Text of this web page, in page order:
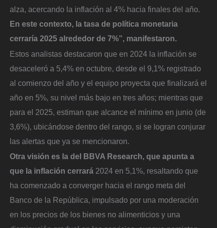
alza, acercando la inflación al 4% hacia finales del año.
En este contexto, la tasa de política monetaria
cerraría 2025 alrededor de 7%”, manifestaron.
Estos analistas destacaron que en 2024 la inflación se
desaceleró a 5,4% en octubre, desde el 9,1% registrado
al comienzo del año y el equipo proyecta que finalizará el
año en 5%, su nivel más bajo en tres años; mientras que
para el 2025, estiman que alcance el mínimo en junio (de
3,6%), ubicándose dentro del rango, si se logran conjurar
las alertas que ya se mencionaron.
Otra visión es la del BBVA Research, que apunta a
que la inflación cerrará 2024 en 5,1%, resaltando que
ha comenzado a converger hacia el rango meta del
Banco de la República, impulsado por una moderación
en los precios de los bienes no alimenticios y una